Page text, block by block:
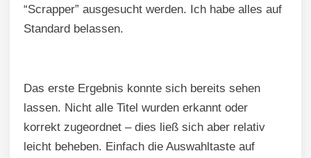
“Scrapper” ausgesucht werden. Ich habe alles auf
Standard belassen.
Das erste Ergebnis konnte sich bereits sehen
lassen. Nicht alle Titel wurden erkannt oder
korrekt zugeordnet – dies ließ sich aber relativ
leicht beheben. Einfach die Auswahltaste auf